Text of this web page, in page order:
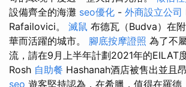
設備齊全的海灘 seo優化 - 外商設立公司
Rafailovici。 滅鼠 布德瓦（Budva）在
華而活躍的城市。 腳底按摩證照 為了不
流，請在9月上半年計劃2021年的EILAT
Rosh 自助餐 Hashanah酒店被售出並且
seo 遊客堅持認為，在希臘，值得在羅德